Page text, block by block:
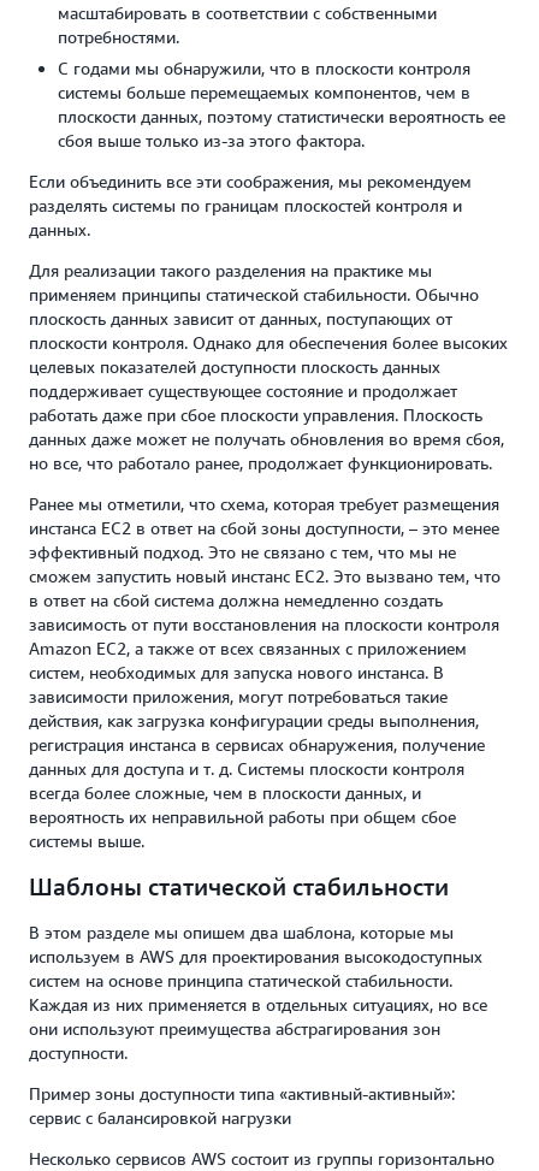
масштабировать в соответствии с собственными
потребностями.
С годами мы обнаружили, что в плоскости контроля
системы больше перемещаемых компонентов, чем в
плоскости данных, поэтому статистически вероятность ее
сбоя выше только из-за этого фактора.
Если объединить все эти соображения, мы рекомендуем
разделять системы по границам плоскостей контроля и
данных.
Для реализации такого разделения на практике мы
применяем принципы статической стабильности. Обычно
плоскость данных зависит от данных, поступающих от
плоскости контроля. Однако для обеспечения более высоких
целевых показателей доступности плоскость данных
поддерживает существующее состояние и продолжает
работать даже при сбое плоскости управления. Плоскость
данных даже может не получать обновления во время сбоя,
но все, что работало ранее, продолжает функционировать.
Ранее мы отметили, что схема, которая требует размещения
инстанса EC2 в ответ на сбой зоны доступности, – это менее
эффективный подход. Это не связано с тем, что мы не
сможем запустить новый инстанс EC2. Это вызвано тем, что
в ответ на сбой система должна немедленно создать
зависимость от пути восстановления на плоскости контроля
Amazon EC2, а также от всех связанных с приложением
систем, необходимых для запуска нового инстанса. В
зависимости приложения, могут потребоваться такие
действия, как загрузка конфигурации среды выполнения,
регистрация инстанса в сервисах обнаружения, получение
данных для доступа и т. д. Системы плоскости контроля
всегда более сложные, чем в плоскости данных, и
вероятность их неправильной работы при общем сбое
системы выше.
Шаблоны статической стабильности
В этом разделе мы опишем два шаблона, которые мы
используем в AWS для проектирования высокодоступных
систем на основе принципа статической стабильности.
Каждая из них применяется в отдельных ситуациях, но все
они используют преимущества абстрагирования зон
доступности.
Пример зоны доступности типа «активный-активный»:
сервис с балансировкой нагрузки
Несколько сервисов AWS состоит из группы горизонтально